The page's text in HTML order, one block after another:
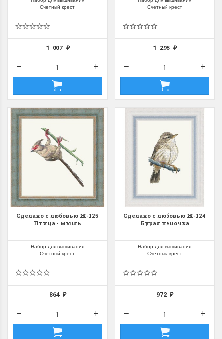
Счетный крест
1 007 ₽
Счетный крест
1 295₽
Сделано с любовью Ж-125
Птица - мышь
Набор для вышивания
Счетный крест
864 ₽
Сделано с любовью Ж-124
Бурая пеночка
Набор для вышивания
Счетный крест
972₽